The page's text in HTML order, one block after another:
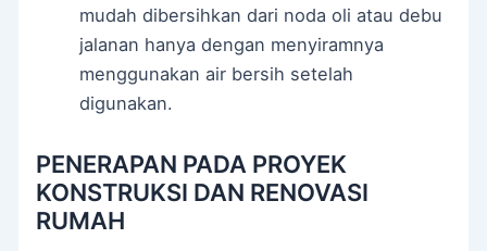
mudah dibersihkan dari noda oli atau debu
jalanan hanya dengan menyiramnya
menggunakan air bersih setelah
digunakan.
PENERAPAN PADA PROYEK
KONSTRUKSI DAN RENOVASI
RUMAH